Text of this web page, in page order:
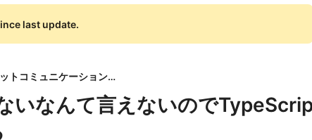
last update.
株式会社カルテットコミュニケーションズ
いなんて言えないので